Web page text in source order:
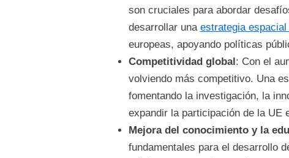
son cruciales para abordar
desarrollar una estrategia espacial
europeas, apoyando políticas
Competitividad global : Con el
volviendo más competitivo. Una
fomentando la investigación, la
expandir la participación de la UE
Mejora del conocimiento y la
fundamentales para el desarrollo